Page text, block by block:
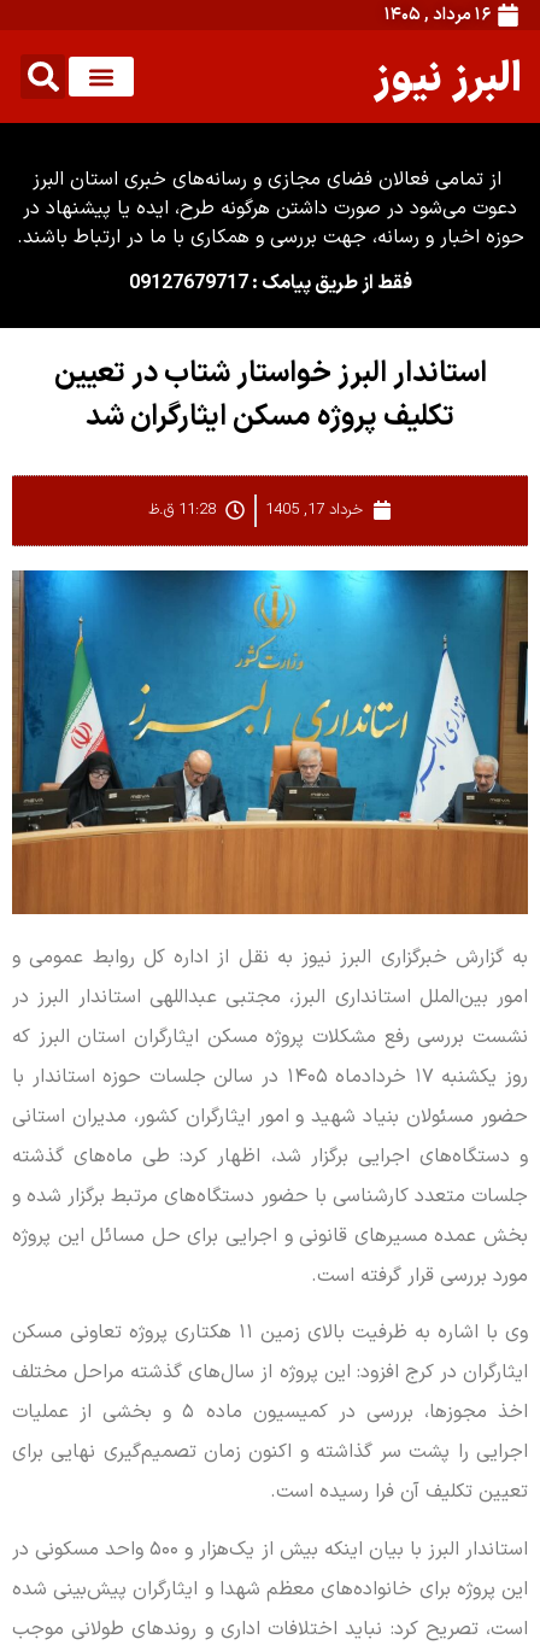
۱۶ مرداد , ۱۴۰۵
البرز نیوز
از تمامی فعالان فضای مجازی و رسانه‌های خبری استان البرز
دعوت می‌شود در صورت داشتن هرگونه طرح، ایده یا پیشنهاد در
حوزه اخبار و رسانه، جهت بررسی و همکاری با ما در ارتباط باشند.
فقط از طریق پیامک : 09127679717
استاندار البرز خواستار شتاب در تعیین
تکلیف پروژه مسکن ایثارگران شد
خرداد 17, 1405 11:28 ق.ظ
به گزارش خبرگزاری البرز نیوز به نقل از اداره کل روابط عمومی و
امور بین‌الملل استانداری البرز، مجتبی عبداللهی استاندار البرز در
نشست بررسی رفع مشکلات پروژه مسکن ایثارگران استان البرز که
روز یکشنبه ۱۷ خردادماه ۱۴۰۵ در سالن جلسات حوزه استاندار با
حضور مسئولان بنیاد شهید و امور ایثارگران کشور، مدیران استانی
و دستگاه‌های اجرایی برگزار شد، اظهار کرد: طی ماه‌های گذشته
جلسات متعدد کارشناسی با حضور دستگاه‌های مرتبط برگزار شده و
بخش عمده مسیرهای قانونی و اجرایی برای حل مسائل این پروژه
مورد بررسی قرار گرفته است.
وی با اشاره به ظرفیت بالای زمین ۱۱ هکتاری پروژه تعاونی مسکن
ایثارگران در کرج افزود: این پروژه از سال‌های گذشته مراحل مختلف
اخذ مجوزها، بررسی در کمیسیون ماده ۵ و بخشی از عملیات
اجرایی را پشت سر گذاشته و اکنون زمان تصمیم‌گیری نهایی برای
تعیین تکلیف آن فرا رسیده است.
استاندار البرز با بیان اینکه بیش از یک‌هزار و ۵۰۰ واحد مسکونی در
این پروژه برای خانواده‌های معظم شهدا و ایثارگران پیش‌بینی شده
است، تصریح کرد: نباید اختلافات اداری و روندهای طولانی موجب